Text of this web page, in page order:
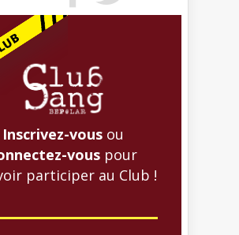
Inscrivez-vous ou
vous pour
participer au Club !